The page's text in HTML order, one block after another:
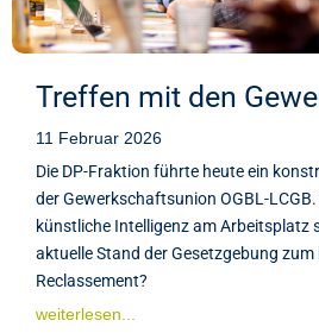
Treffen mit den
11 Februar 2026
Die DP-Fraktion führte heute ein
der Gewerkschaftsunion OGBL-LCGB.
künstliche Intelligenz am Arbeitsplatz
aktuelle Stand der Gesetzgebung zum
Reclassement?
weiterlesen...